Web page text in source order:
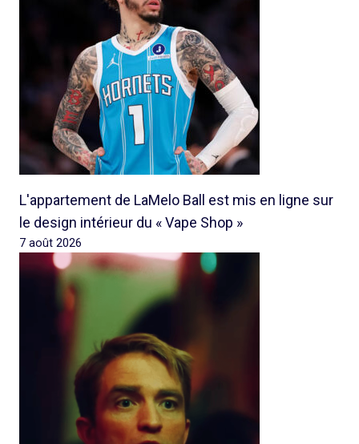
L'appartement de LaMelo Ball est mis en ligne sur
le design intérieur du « Vape Shop »
7 août 2026